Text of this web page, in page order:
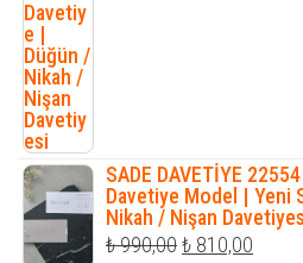
SADE DAVETİYE
Davetiye Model | Yeni
Nikah / Nişan
₺990,00Orijinal
₺ 810,00